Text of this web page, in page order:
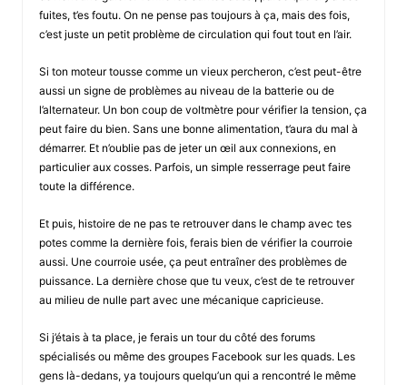
fuites, t’es foutu. On ne pense pas toujours à ça, mais des fois,
c’est juste un petit problème de circulation qui fout tout en l’air.
Si ton moteur tousse comme un vieux percheron, c’est peut-être
aussi un signe de problèmes au niveau de la batterie ou de
l’alternateur. Un bon coup de voltmètre pour vérifier la tension, ça
peut faire du bien. Sans une bonne alimentation, t’aura du mal à
démarrer. Et n’oublie pas de jeter un œil aux connexions, en
particulier aux cosses. Parfois, un simple resserrage peut faire
toute la différence.
Et puis, histoire de ne pas te retrouver dans le champ avec tes
potes comme la dernière fois, ferais bien de vérifier la courroie
aussi. Une courroie usée, ça peut entraîner des problèmes de
puissance. La dernière chose que tu veux, c’est de te retrouver
au milieu de nulle part avec une mécanique capricieuse.
Si j’étais à ta place, je ferais un tour du côté des forums
spécialisés ou même des groupes Facebook sur les quads. Les
gens là-dedans, ya toujours quelqu’un qui a rencontré le même